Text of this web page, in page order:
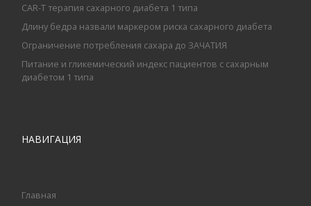
CAR-T терапия сахарного диабета 1 типа
Длину бедра назвали маркером риска сахарного диабета
Ограничение потребления сахара до ЗАЧАТИЯ
Питание и гликемический индекс пациентов с сахарным
диабетом 1 типа
НАВИГАЦИЯ
Главная